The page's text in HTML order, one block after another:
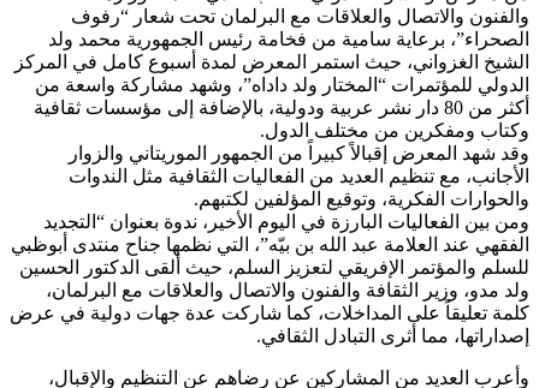
والفنون والاتصال والعلاقات مع البرلمان تحت شعار “رفوف
الصحراء”، برعاية سامية من فخامة رئيس الجمهورية محمد ولد
الشيخ الغزواني، حيث استمر المعرض لمدة أسبوع كامل في المركز
الدولي للمؤتمرات “المختار ولد داداه”، وشهد مشاركة واسعة من
أكثر من 80 دار نشر عربية ودولية، بالإضافة إلى مؤسسات ثقافية
وكتاب ومفكرين من مختلف الدول.
وقد شهد المعرض إقبالاً كبيراً من الجمهور الموريتاني والزوار
الأجانب، مع تنظيم العديد من الفعاليات الثقافية مثل الندوات
والحوارات الفكرية، وتوقيع المؤلفين لكتبهم.
ومن بين الفعاليات البارزة في اليوم الأخير، ندوة بعنوان “التجديد
الفقهي عند العلامة عبد الله بن بيّه”، التي نظمها جناح منتدى أبوظبي
للسلم والمؤتمر الإفريقي لتعزيز السلم، حيث ألقى الدكتور الحسين
ولد مدو، وزير الثقافة والفنون والاتصال والعلاقات مع البرلمان،
كلمة تعليقاً على المداخلات، كما شاركت عدة جهات دولية في عرض
إصداراتها، مما أثرى التبادل الثقافي.
وأعرب العديد من المشاركين عن رضاهم عن التنظيم والإقبال،